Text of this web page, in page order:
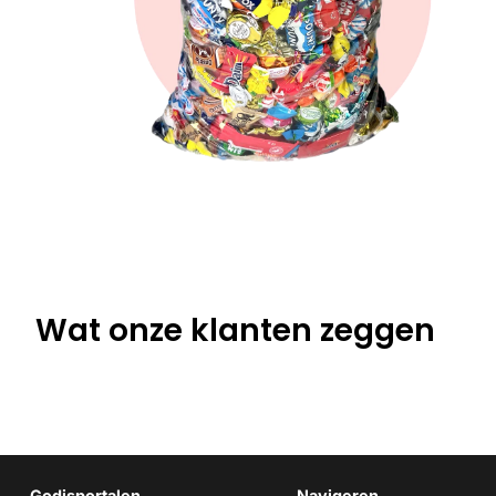
Wat onze klanten zeggen